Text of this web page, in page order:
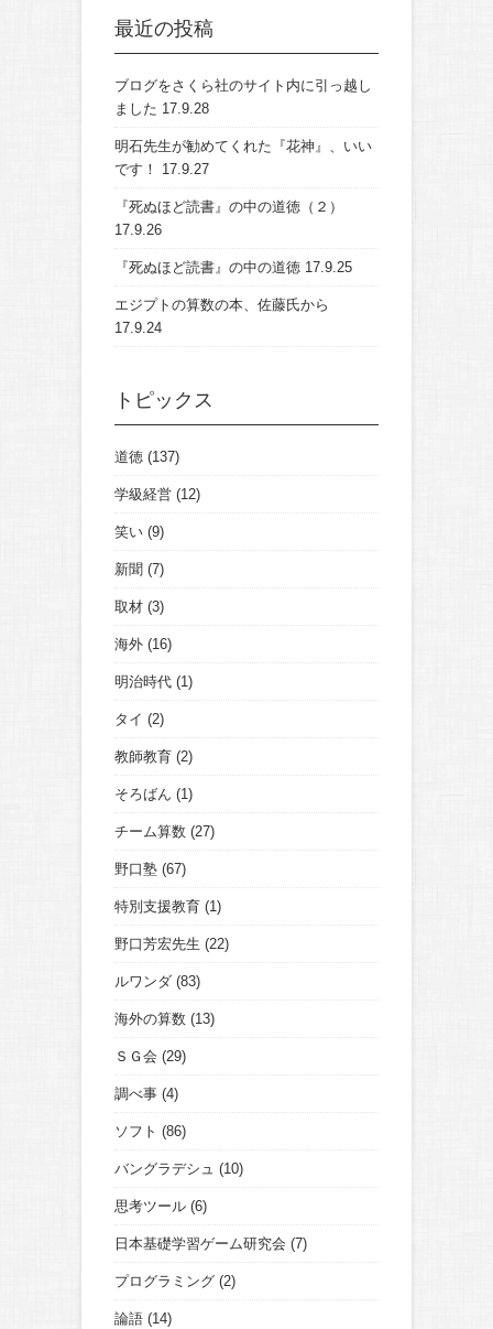
最近の投稿
ブログをさくら社のサイト内に引っ越し
ました 17.9.28
明石先生が勧めてくれた『花神』、いい
です！
17.9.27
『死ぬほど読書』の中の道徳（２）
17.9.26
『死ぬほど読書』の中の道徳 17.9.25
エジプトの算数の本、佐藤氏から
17.9.24
トピックス
道徳 (137)
学級経営 (12)
笑い (9)
新聞 (7)
取材 (3)
海外 (16)
明治時代 (1)
タイ (2)
教師教育 (2)
そろばん (1)
チーム算数 (27)
野口塾 (67)
特別支援教育 (1)
野口芳宏先生 (22)
ルワンダ (83)
海外の算数 (13)
ＳＧ会 (29)
調べ事 (4)
ソフト (86)
バングラデシュ (10)
思考ツール (6)
日本基礎学習ゲーム研究会 (7)
プログラミング (2)
論語 (14)